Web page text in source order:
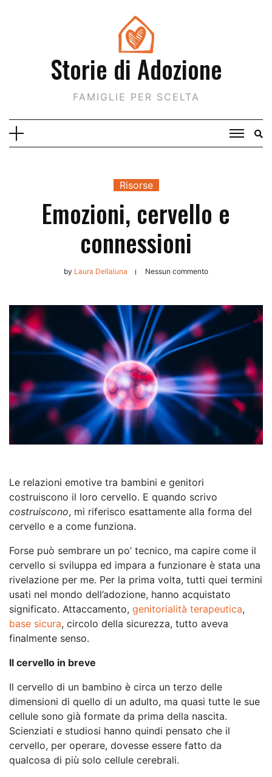
Storie di Adozione
FAMIGLIE PER SCELTA
Risorse
Emozioni, cervello e
connessioni
by Laura Dellaluna Nessun commento
Le relazioni emotive tra bambini e genitori
costruiscono il loro cervello. E quando scrivo
costruiscono, mi riferisco esattamente alla forma del
cervello e a come funziona.
Forse può sembrare un po’ tecnico, ma capire come il
cervello si sviluppa ed impara a funzionare è stata una
rivelazione per me. Per la prima volta, tutti quei termini
usati nel mondo dell’adozione, hanno acquistato
significato. Attaccamento, genitorialità terapeutica,
base sicura, circolo della sicurezza, tutto aveva
finalmente senso.
Il cervello in breve
Il cervello di un bambino è circa un terzo delle
dimensioni di quello di un adulto, ma quasi tutte le sue
cellule sono già formate da prima della nascita.
Scienziati e studiosi hanno quindi pensato che il
cervello, per operare, dovesse essere fatto da
qualcosa di più solo cellule cerebrali.